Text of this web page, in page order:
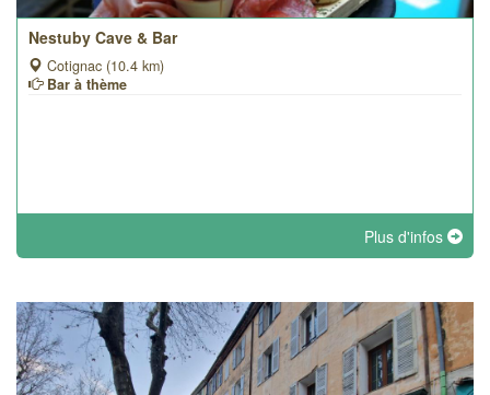
Nestuby Cave & Bar
Cotignac (10.4 km)
Bar à thème
Plus d'infos